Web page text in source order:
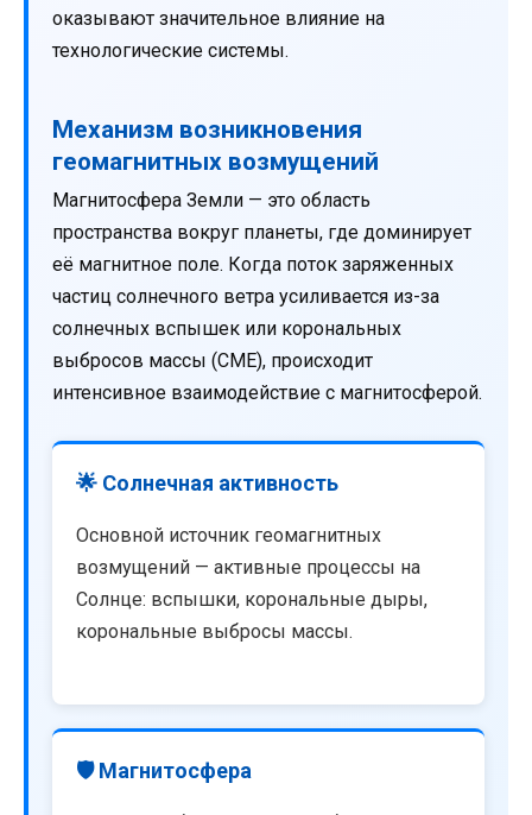
оказывают значительное влияние на
технологические системы.
Механизм возникновения
геомагнитных возмущений
Магнитосфера Земли — это область
пространства вокруг планеты, где доминирует
её магнитное поле. Когда поток заряженных
частиц солнечного ветра усиливается из-за
солнечных вспышек или корональных
выбросов массы (CME), происходит
интенсивное взаимодействие с магнитосферой.
🌟 Солнечная активность
Основной источник геомагнитных
возмущений — активные процессы на
Солнце: вспышки, корональные дыры,
корональные выбросы массы.
🛡️ Магнитосфера